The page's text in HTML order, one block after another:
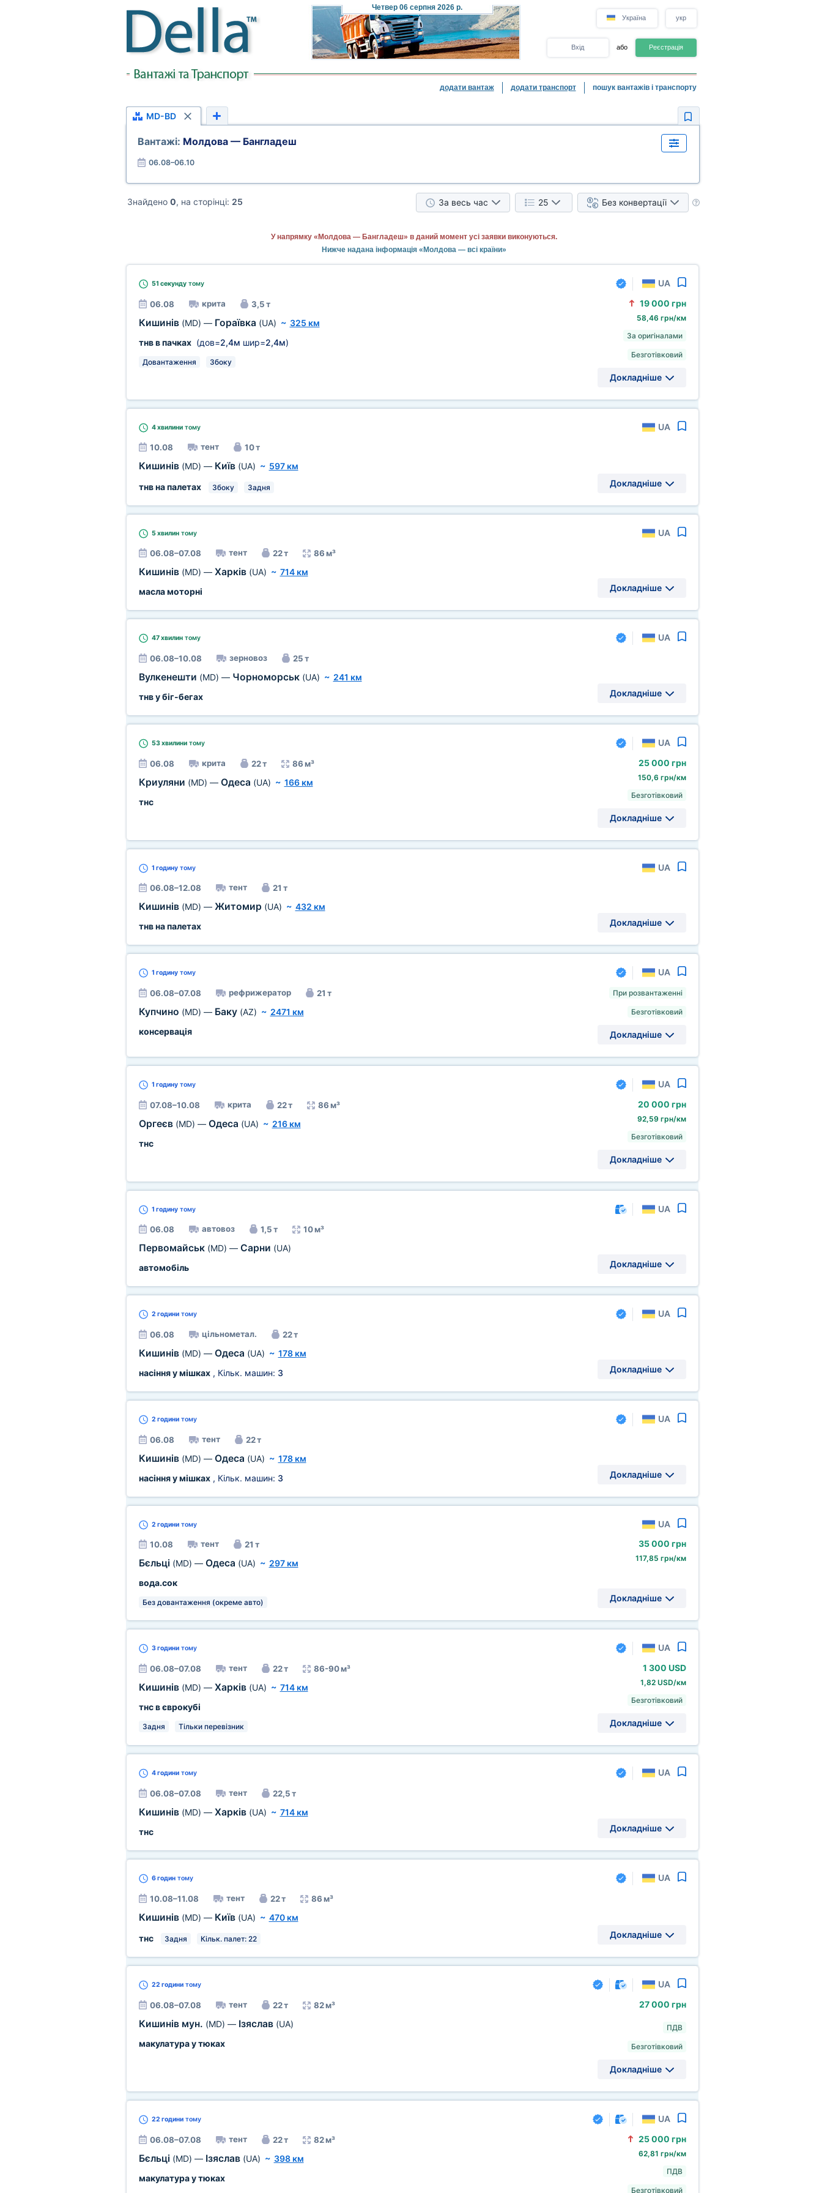
Четвер 06 серпня 2026 р.
Україна укр
Вхід або Реєстрація
додати вантаж додати транспорт пошук вантажів і транспорту
MD-BD
Вантажі: Молдова — Бангладеш
06.08–06.10
Знайдено 0, на сторінці: 25 За весь час 25 Без конвертації
У напрямку «Молдова — Бангладеш» в даний момент усі заявки виконуються.
Нижче надана інформація «Молдова — всі країни»
51 секундутому UA
06.08 крита 3,5 т
Кишинів (MD) — Гораївка (UA) ~ 325 км
тнв в пачках(дов=2,4м шир=2,4м)
Довантаження Збоку
19 000 грн
58,46 грн/км
За оригіналами
Безготівковий
Докладніше
4 хвилинитому UA
10.08 тент 10 т
Кишинів (MD) — Київ (UA) ~ 597 км
тнв на палетах
Збоку Задня Докладніше
5 хвилинтому UA
06.08–07.08 тент 22 т 86 м³
Кишинів (MD) — Харків (UA) ~ 714 км
масла моторні
Докладніше
47 хвилинтому UA
06.08–10.08 зерновоз 25 т
Вулкенешти (MD) — Чорноморськ (UA) ~ 241 км
тнв у біг-бегах
Докладніше
53 хвилинитому UA
06.08 крита 22 т 86 м³
Криуляни (MD) — Одеса (UA) ~ 166 км
тнс
25 000 грн
150,6 грн/км
Безготівковий
Докладніше
1 годинутому UA
06.08–12.08 тент 21 т
Кишинів (MD) — Житомир (UA) ~ 432 км
тнв на палетах
Докладніше
1 годинутому UA
06.08–07.08 рефрижератор 21 т
Купчино (MD) — Баку (AZ) ~ 2471 км
консервація
При розвантаженні
Безготівковий
Докладніше
1 годинутому UA
07.08–10.08 крита 22 т 86 м³
Оргеєв (MD) — Одеса (UA) ~ 216 км
тнс
20 000 грн
92,59 грн/км
Безготівковий
Докладніше
1 годинутому UA
06.08 автовоз 1,5 т 10 м³
Первомайськ (MD) — Сарни (UA)
автомобіль
Докладніше
2 годинитому UA
06.08 цільнометал. 22 т
Кишинів (MD) — Одеса (UA) ~ 178 км
насіння у мішках, Кільк. машин: 3 Докладніше
2 годинитому UA
06.08 тент 22 т
Кишинів (MD) — Одеса (UA) ~ 178 км
насіння у мішках, Кільк. машин: 3 Докладніше
2 годинитому UA
10.08 тент 21 т
Бєльці (MD) — Одеса (UA) ~ 297 км
вода.сок
Без довантаження (окреме авто)
35 000 грн
117,85 грн/км
Докладніше
3 годинитому UA
06.08–07.08 тент 22 т 86-90 м³
Кишинів (MD) — Харків (UA) ~ 714 км
тнс в єврокубі
Задня Тільки перевізник
1 300 USD
1,82 USD/км
Безготівковий
Докладніше
4 годинитому UA
06.08–07.08 тент 22,5 т
Кишинів (MD) — Харків (UA) ~ 714 км
тнс
Докладніше
6 годинтому UA
10.08–11.08 тент 22 т 86 м³
Кишинів (MD) — Київ (UA) ~ 470 км
тнс
Задня Кільк. палет: 22 Докладніше
22 годинитому UA
06.08–07.08 тент 22 т 82 м³
Кишинів мун. (MD) — Ізяслав (UA)
макулатура у тюках
27 000 грн
ПДВ
Безготівковий
Докладніше
22 годинитому UA
06.08–07.08 тент 22 т 82 м³
Бєльці (MD) — Ізяслав (UA) ~ 398 км
макулатура у тюках
25 000 грн
62,81 грн/км
ПДВ
Безготівковий